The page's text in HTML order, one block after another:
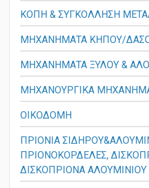
ΚΟΠΗ & ΣΥΓΚΟΛΛΗΣΗ
ΜΗΧΑΝΗΜΑΤΑ ΚΗΠΟΥ/
ΜΗΧΑΝΗΜΑΤΑ ΞΥΛΟΥ &
ΜΗΧΑΝΟΥΡΓΙΚΑ
ΟΙΚΟΔΟΜΗ
ΠΡΙΟΝΙΑ
ΠΡΙΟΝΟΚΟΡΔΕΛΕΣ,
ΔΙΣΚΟΠΡΙΟΝΑ ΑΛΟΥΜΙΝΙΟΥ